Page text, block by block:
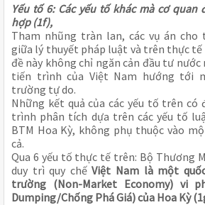
Yếu tố 6: Các yếu tố khác mà cơ
hợp (1f),
Tham nhũng tràn lan, các vụ án cho
giữa lý thuyết pháp luật và trên thực tế
đề này không chỉ ngăn cản đầu tư
tiến trình của Việt Nam hướng tới
trường tự do.
Những kết quả của các yếu tố trên
trình phân tích dựa trên các yếu tố
BTM Hoa Kỳ, không phụ thuộc vào
cả.
Qua 6 yếu tố thực tế trên: Bộ Thương
duy trì quy chếViệt Nam là một
trường (Non-Market Economy) vi
Dumping/Chống Phá Giá) của Hoa Kỳ